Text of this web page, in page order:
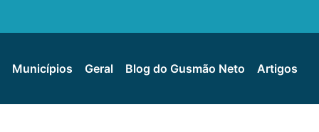
Municípios Geral Blog do Gusmão Neto Artigos